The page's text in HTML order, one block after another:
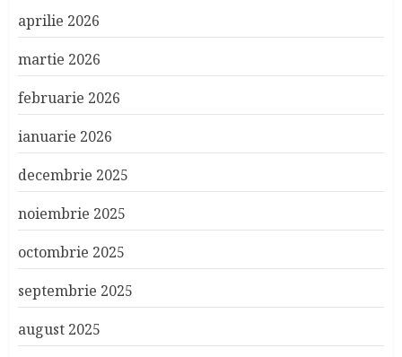
aprilie 2026
martie 2026
februarie 2026
ianuarie 2026
decembrie 2025
noiembrie 2025
octombrie 2025
septembrie 2025
august 2025